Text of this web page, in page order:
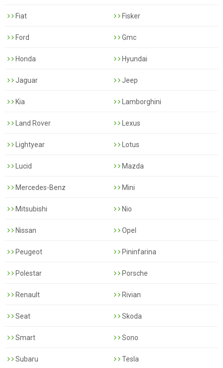
Fiat Fisker
Ford Gmc
Honda Hyundai
Jaguar Jeep
Kia Lamborghini
Land Rover Lexus
Lightyear Lotus
Lucid Mazda
Mercedes-Benz Mini
Mitsubishi Nio
Nissan Opel
Peugeot Pininfarina
Polestar Porsche
Renault Rivian
Seat Skoda
Smart Sono
Subaru Tesla